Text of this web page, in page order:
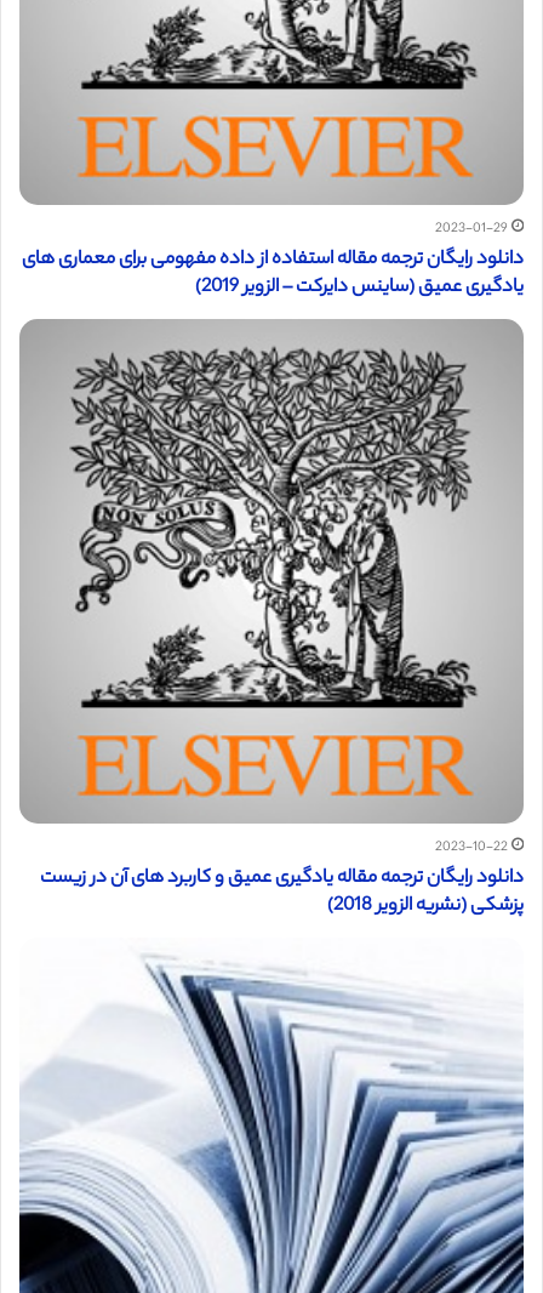
2023-01-29
دانلود رایگان ترجمه مقاله استفاده از داده مفهومی برای معماری های
یادگیری عمیق (ساینس دایرکت – الزویر 2019)
2023-10-22
دانلود رایگان ترجمه مقاله یادگیری عمیق و کاربرد های آن در زیست
پزشکی (نشریه الزویر 2018)